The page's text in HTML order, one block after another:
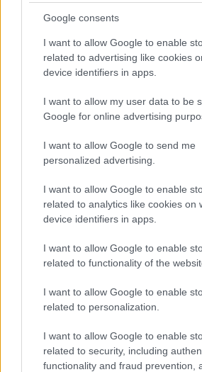
Google consents
I want to allow Google to enable
related to advertising like cookies
device identifiers in apps.
I want to allow my user data to be
Google for online advertising
I want to allow Google to send me
personalized advertising.
I want to allow Google to enable
related to analytics like cookies on
device identifiers in apps.
I want to allow Google to enable
related to functionality of the
I want to allow Google to enable
related to personalization.
I want to allow Google to enable
related to security, including
functionality and fraud prevention,
Notizie in tempo
Entra nel canale
GalluraOggi.it
Ricevi le nostre
daGoogle News
Condividi l'articolo
F
a
ce
b
T
w
it
te
Pi
n
te
re
W
h
at
s
S
a
re
Articolo
Prossimo articolo